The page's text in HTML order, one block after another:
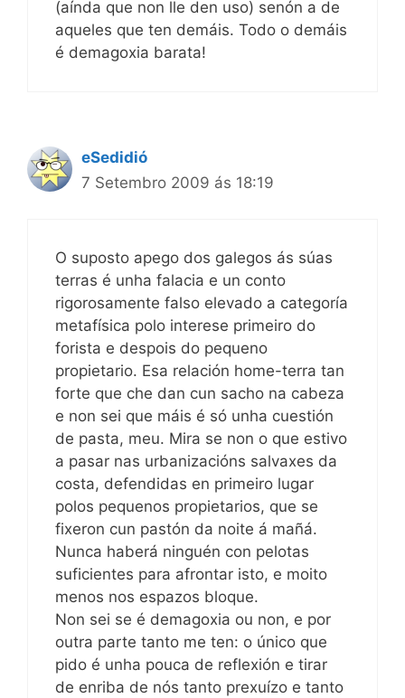
(aínda que non lle den uso) senón a de
aqueles que ten demáis. Todo o demáis
é demagoxia barata!
eSedidió
7 Setembro 2009 ás 18:19
O suposto apego dos galegos ás súas
terras é unha falacia e un conto
rigorosamente falso elevado a categoría
metafísica polo interese primeiro do
forista e despois do pequeno
propietario. Esa relación home-terra tan
forte que che dan cun sacho na cabeza
e non sei que máis é só unha cuestión
de pasta, meu. Mira se non o que estivo
a pasar nas urbanizacións salvaxes da
costa, defendidas en primeiro lugar
polos pequenos propietarios, que se
fixeron cun pastón da noite á mañá.
Nunca haberá ninguén con pelotas
suficientes para afrontar isto, e moito
menos nos espazos bloque.
Non sei se é demagoxia ou non, e por
outra parte tanto me ten: o único que
pido é unha pouca de reflexión e tirar
de enriba de nós tanto prexuízo e tanto